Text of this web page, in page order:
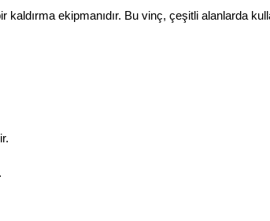
ekipmanıdır. Bu vinç, çeşitli alanlarda